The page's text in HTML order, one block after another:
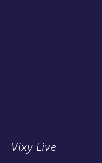
Vixy Live